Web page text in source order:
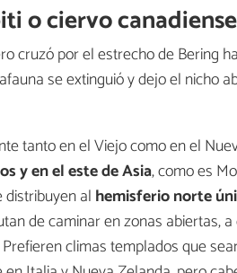
o ciervo canadiense
cruzó por el estrecho de Bering
se extinguió y dejo el nicho
tanto en el Viejo como en el
y en el este de Asia, como es
distribuyen al hemisferio norte
de caminar en zonas abiertas,
climas templados que